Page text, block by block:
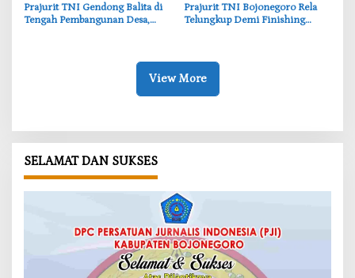
‎Prajurit TNI Gendong Balita di
Tengah Pembangunan Desa,
‎Prajurit TNI Bojonegoro Rela
Telungkup Demi Finishing
View More
SELAMAT DAN SUKSES